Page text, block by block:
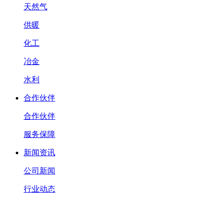
天然气
供暖
化工
冶金
水利
合作伙伴
合作伙伴
服务保障
新闻资讯
公司新闻
行业动态